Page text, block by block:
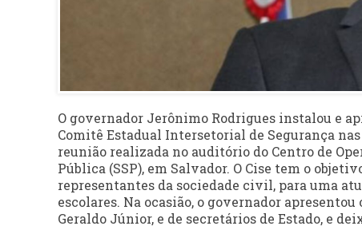
O governador Jerônimo Rodrigues instalou e
Comitê Estadual Intersetorial de Segurança
reunião realizada no auditório do Centro de
Pública (SSP), em Salvador. O Cise tem o
representantes da sociedade civil, para uma
escolares. Na ocasião, o governador
Geraldo Júnior, e de secretários de Estado, e